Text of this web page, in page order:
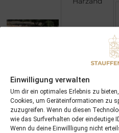
Einwilligung verwalten
Um dir ein optimales Erlebnis zu
Cookies, um Geräteinformationen zu
zuzugreifen. Wenn du diesen
wie das Surfverhalten oder eindeutige
Wenn du deine Einwillligung nicht
Firedance